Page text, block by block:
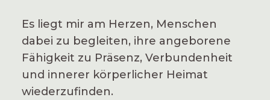
Es liegt mir am Herzen, Menschen
dabei zu begleiten, ihre angeborene
Fähigkeit zu Präsenz, Verbundenheit
und innerer körperlicher Heimat
wiederzufinden.